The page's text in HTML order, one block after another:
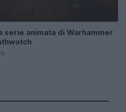
serie animata di Warhammer